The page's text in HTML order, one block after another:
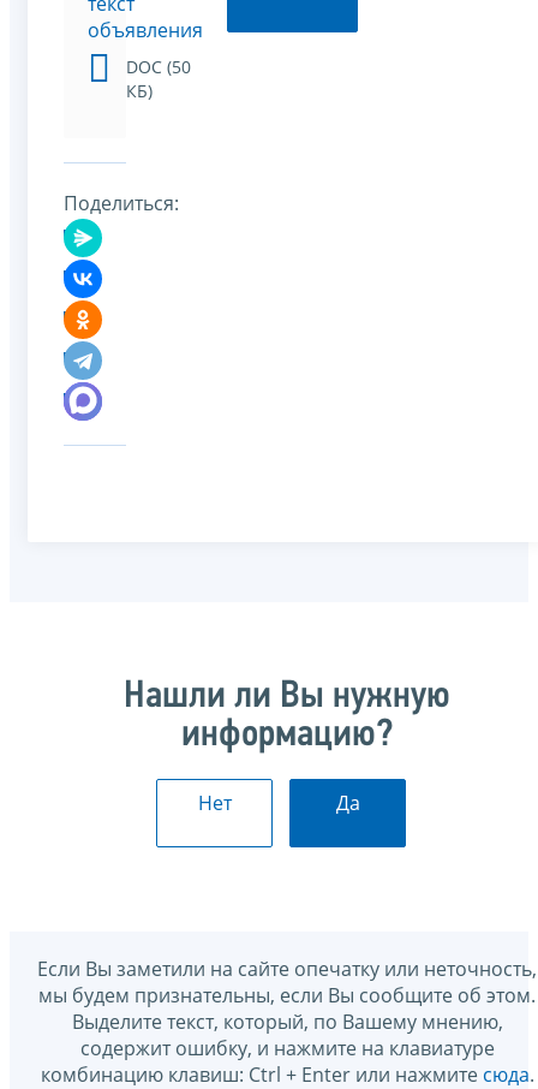
объявления
DOC (50
КБ)
Поделиться:
Нашли ли Вы нужную
информацию?
Нет Да
Если Вы заметили на сайте опечатку или неточность,
мы будем признательны, если Вы сообщите об этом.
Выделите текст, который, по Вашему мнению,
содержит ошибку, и нажмите на клавиатуре
комбинацию клавиш: Ctrl + Enter или нажмите сюда.